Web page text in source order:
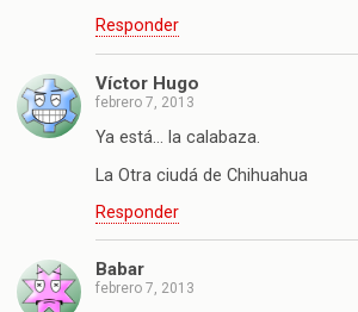
Responder
Víctor Hugo
febrero 7, 2013
Ya está… la calabaza.
La Otra ciudá de Chihuahua
Responder
Babar
febrero 7, 2013